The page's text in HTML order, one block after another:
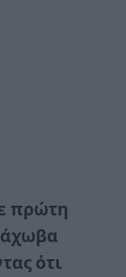
πρώτη
ότι